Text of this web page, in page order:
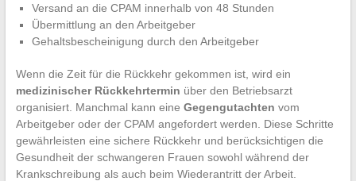
Versand an die CPAM innerhalb von 48 Stunden
Übermittlung an den Arbeitgeber
Gehaltsbescheinigung durch den Arbeitgeber
Wenn die Zeit für die Rückkehr gekommen ist, wird ein
medizinischer Rückkehrtermin über den Betriebsarzt
organisiert. Manchmal kann eine Gegengutachten vom
Arbeitgeber oder der CPAM angefordert werden. Diese Schritte
gewährleisten eine sichere Rückkehr und berücksichtigen die
Gesundheit der schwangeren Frauen sowohl während der
Krankschreibung als auch beim Wiederantritt der Arbeit.